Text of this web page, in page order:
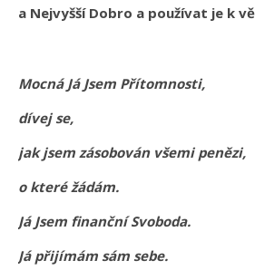
a Nejvyšší Dobro a používat je k
Mocná Já Jsem Přítomnosti,
dívej se,
jak jsem zásobován všemi penězi,
o které žádám.
Já Jsem finanční Svoboda.
Já přijímám sám sebe.